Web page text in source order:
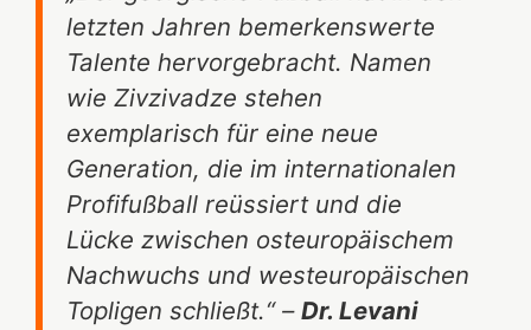
letzten Jahren bemerkenswerte
Talente hervorgebracht. Namen
wie Zivzivadze stehen
exemplarisch für eine neue
Generation, die im internationalen
Profifußball reüssiert und die
Lücke zwischen osteuropäischem
Nachwuchs und westeuropäischen
Topligen schließt.“ – Dr. Levani